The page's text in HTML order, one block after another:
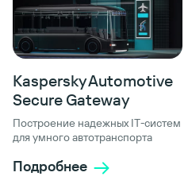
Kaspersky Automotive
Secure Gateway
Построение надежных IT-систем
для умного автотранспорта
Подробнее